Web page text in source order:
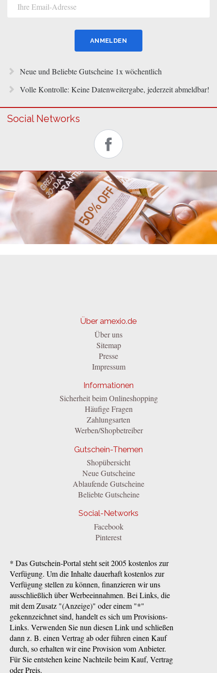
Neue und Beliebte Gutscheine 1x wöchentlich
Volle Kontrolle: Keine Datenweitergabe, jederzeit abmeldbar!
Social Networks
Über amexio.de
Über uns
Sitemap
Presse
Impressum
Informationen
Sicherheit beim Onlineshopping
Häufige Fragen
Zahlungsarten
Werben/Shopbetreiber
Gutschein-Themen
Shopübersicht
Neue Gutscheine
Ablaufende Gutscheine
Beliebte Gutscheine
Social-Networks
Facebook
Pinterest
* Das Gutschein-Portal steht seit 2005 kostenlos zur
Verfügung. Um die Inhalte dauerhaft kostenlos zur
Verfügung stellen zu können, finanzieren wir uns
ausschließlich über Werbeeinnahmen. Bei Links, die
mit dem Zusatz "(Anzeige)" oder einem "*"
gekennzeichnet sind, handelt es sich um Provisions-
Links. Verwenden Sie nun diesen Link und schließen
dann z. B. einen Vertrag ab oder führen einen Kauf
durch, so erhalten wir eine Provision vom Anbieter.
Für Sie entstehen keine Nachteile beim Kauf, Vertrag
oder Preis.